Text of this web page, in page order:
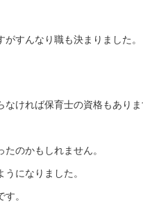
すんなり職も決まりました。
ければ保育士の資格もあり
のかもしれません。
になりました。
。